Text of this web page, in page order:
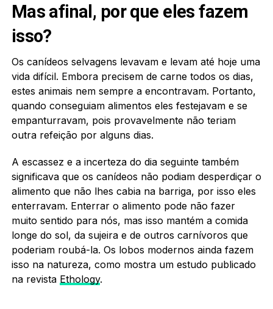
Mas afinal, por que eles fazem
isso?
Os canídeos selvagens levavam e levam até hoje uma
vida difícil. Embora precisem de carne todos os dias,
estes animais nem sempre a encontravam. Portanto,
quando conseguiam alimentos eles festejavam e se
empanturravam, pois provavelmente não teriam
outra refeição por alguns dias.
A escassez e a incerteza do dia seguinte também
significava que os canídeos não podiam desperdiçar o
alimento que não lhes cabia na barriga, por isso eles
enterravam. Enterrar o alimento pode não fazer
muito sentido para nós, mas isso mantém a comida
longe do sol, da sujeira e de outros carnívoros que
poderiam roubá-la. Os lobos modernos ainda fazem
isso na natureza, como mostra um estudo publicado
na revista Ethology.